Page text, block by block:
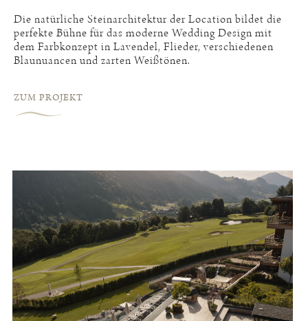
Die natürliche Steinarchitektur der Location bildet die
perfekte Bühne für das moderne Wedding Design mit
dem Farbkonzept in Lavendel, Flieder, verschiedenen
Blaunuancen und zarten Weißtönen.
ZUM PROJEKT